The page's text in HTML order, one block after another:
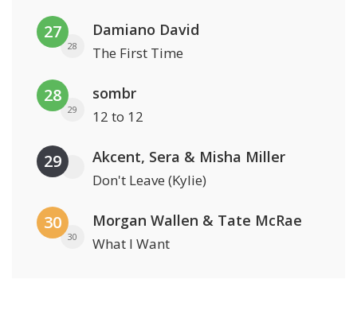
27
28
Damiano David
The First Time
28
29
sombr
12 to 12
29 Akcent, Sera & Misha Miller
Don't Leave (Kylie)
30
30
Morgan Wallen & Tate McRae
What I Want